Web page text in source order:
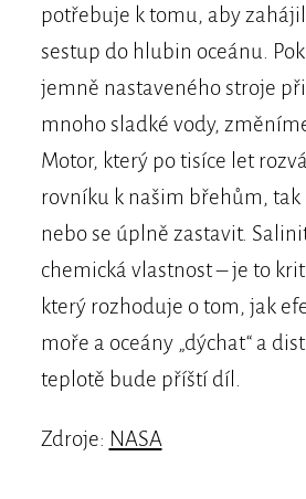
potřebuje k tomu, aby
sestup do hlubin oceánu.
jemně nastaveného stroje
mnoho sladké vody,
Motor, který po tisíce let
rovníku k našim břehům,
nebo se úplně zastavit.
chemická vlastnost – je to
který rozhoduje o tom, jak
moře a oceány „dýchat“ a
teplotě bude příští díl.
Zdroje: NASA